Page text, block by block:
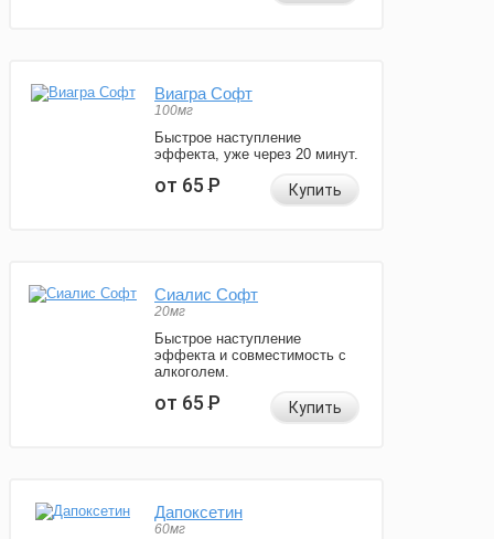
Виагра Софт
100мг
Быстрое наступление
эффекта, уже через 20 минут.
от 65Р Купить
Сиалис Софт
20мг
Быстрое наступление
эффекта и совместимость с
алкоголем.
от 65Р Купить
Дапоксетин
60мг